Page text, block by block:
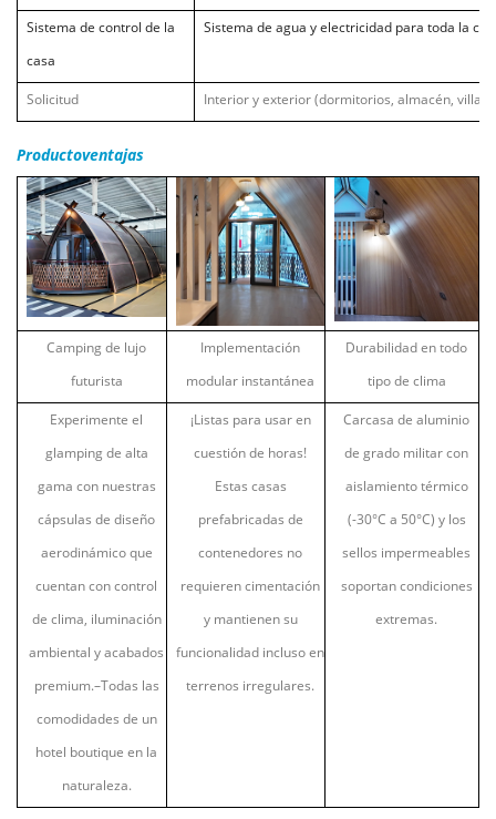
Sistema de control de la
casa
Sistema de agua y electricidad para toda la
Solicitud Interior y exterior (dormitorios, almacén, villa,
Productoventajas
Camping de lujo
futurista
Implementación
modular instantánea
Durabilidad en todo
tipo de clima
Experimente el
glamping de alta
gama con nuestras
cápsulas de diseño
aerodinámico que
cuentan con control
de clima, iluminación
ambiental y acabados
premium.–Todas las
comodidades de un
hotel boutique en la
naturaleza.
¡Listas para usar en
cuestión de horas!
Estas casas
prefabricadas de
contenedores no
requieren cimentación
y mantienen su
funcionalidad incluso en
terrenos irregulares.
Carcasa de aluminio
de grado militar con
aislamiento térmico
(-30°C a 50°C) y los
sellos impermeables
soportan condiciones
extremas.